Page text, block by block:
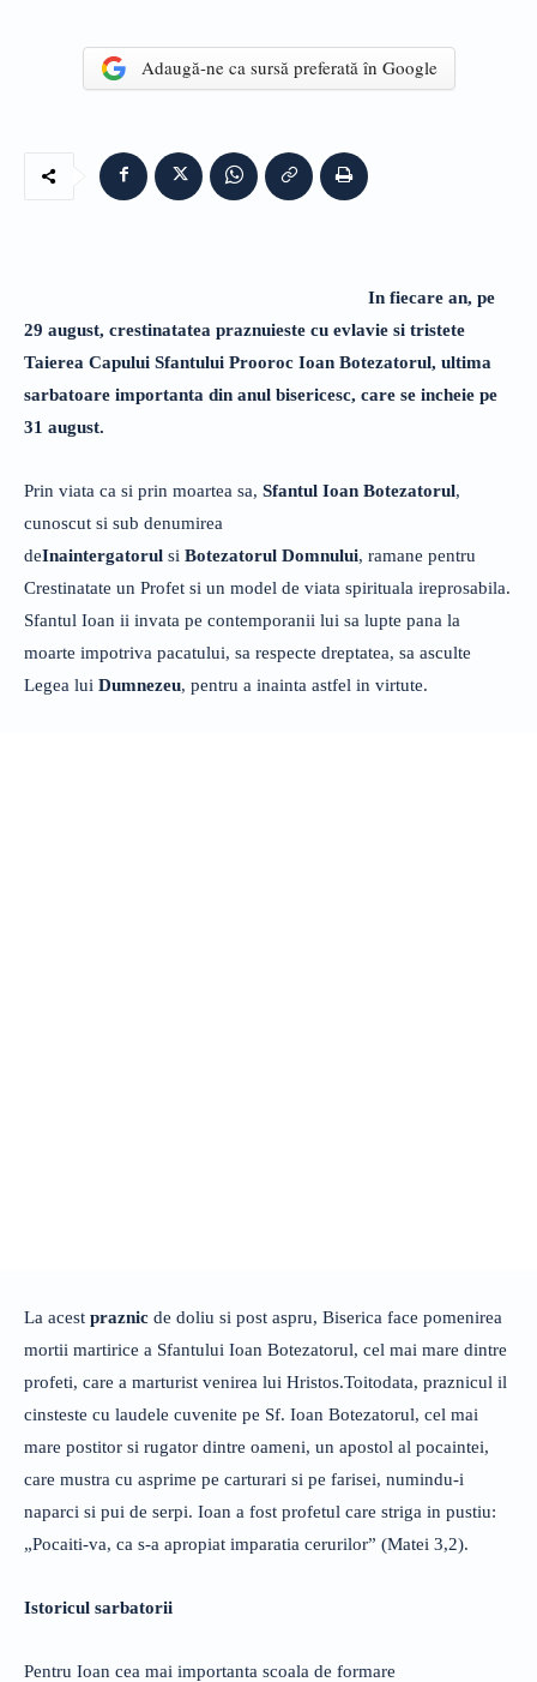
Adaugă-ne ca sursă preferată în Google
In fiecare an, pe
29 august, crestinatatea praznuieste cu evlavie si tristete
Taierea Capului Sfantului Prooroc Ioan Botezatorul, ultima
sarbatoare importanta din anul bisericesc, care se incheie pe
31 august.
Prin viata ca si prin moartea sa, Sfantul Ioan Botezatorul,
cunoscut si sub denumirea
deInaintergatorul si Botezatorul Domnului, ramane pentru
Crestinatate un Profet si un model de viata spirituala ireprosabila.
Sfantul Ioan ii invata pe contemporanii lui sa lupte pana la
moarte impotriva pacatului, sa respecte dreptatea, sa asculte
Legea lui Dumnezeu, pentru a inainta astfel in virtute.
La acest praznic de doliu si post aspru, Biserica face pomenirea
mortii martirice a Sfantului Ioan Botezatorul, cel mai mare dintre
profeti, care a marturist venirea lui Hristos.Toitodata, praznicul il
cinsteste cu laudele cuvenite pe Sf. Ioan Botezatorul, cel mai
mare postitor si rugator dintre oameni, un apostol al pocaintei,
care mustra cu asprime pe carturari si pe farisei, numindu-i
naparci si pui de serpi. Ioan a fost profetul care striga in pustiu:
„Pocaiti-va, ca s-a apropiat imparatia cerurilor” (Matei 3,2).
Istoricul sarbatorii
Pentru Ioan cea mai importanta scoala de formare